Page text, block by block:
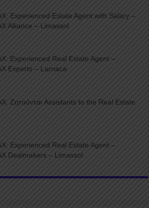
Experienced Estate Agent with Salary –
Alliance – Limassol
Experienced Real Estate Agent –
Experts – Larnaca
Ζητούνται Assistants to the Real Estate
Experienced Real Estate Agent –
Dealmakers – Limassol